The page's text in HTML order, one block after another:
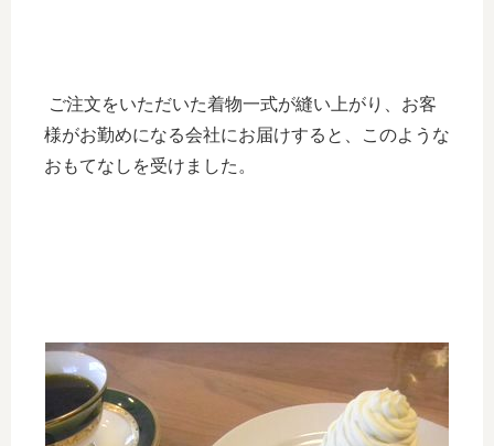
ご注文をいただいた着物一式が縫い上がり、お客
様がお勤めになる会社にお届けすると、このような
おもてなしを受けました。